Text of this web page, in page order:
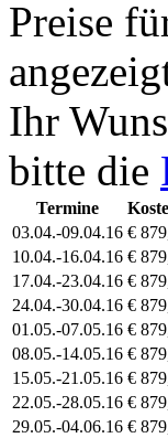
Preise
Ihr
bitte die
Termine
03.04.-09.04.16 €
10.04.-16.04.16 €
17.04.-23.04.16 €
24.04.-30.04.16 €
01.05.-07.05.16 €
08.05.-14.05.16 €
15.05.-21.05.16 €
22.05.-28.05.16 €
29.05.-04.06.16 €